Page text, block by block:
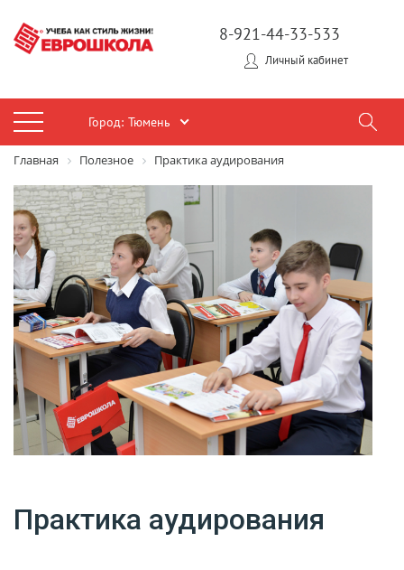
8-921-44-33-533
Личный кабинет
Город: Тюмень
Главная Полезное Практика аудирования
Практика аудирования